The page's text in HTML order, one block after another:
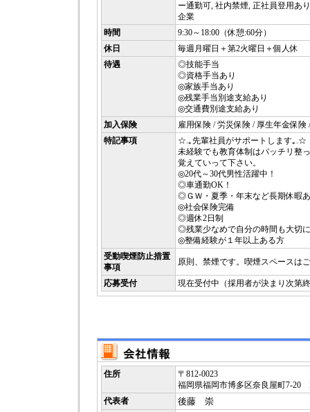
ー通勤可, 社内禁煙, 正社員登用あ
企業
時間
9:30～18:00（休憩:60分）
休日
毎週月曜日＋第2火曜日＋個人休
待遇
◎技能手当
◎資格手当あり
◎家族手当あり
◎残業手当別途支給あり
◎交通費別途支給あり
加入保険
雇用保険 / 労災保険 / 厚生年金保険
特記事項
☆.｡先輩社員がサポートします｡.☆
未経験でも教育体制はバッチリ整
覚えていって下さい。
◎20代～30代男性活躍中！
◎車通勤OK！
◎ＧＷ・夏季・年末など長期休暇
◎社会保険完備
◎週休2日制
◎残業少なめで自分の時間も大切
◎整備経験が１年以上ある方
受動喫煙防止措置
事項
原則、禁煙です。喫煙スペースは
応募受付 現在受付中（採用者が決まり次第
住所
〒812-0023
福岡県福岡市博多区奈良屋町7-20
代表者
後藤 崇